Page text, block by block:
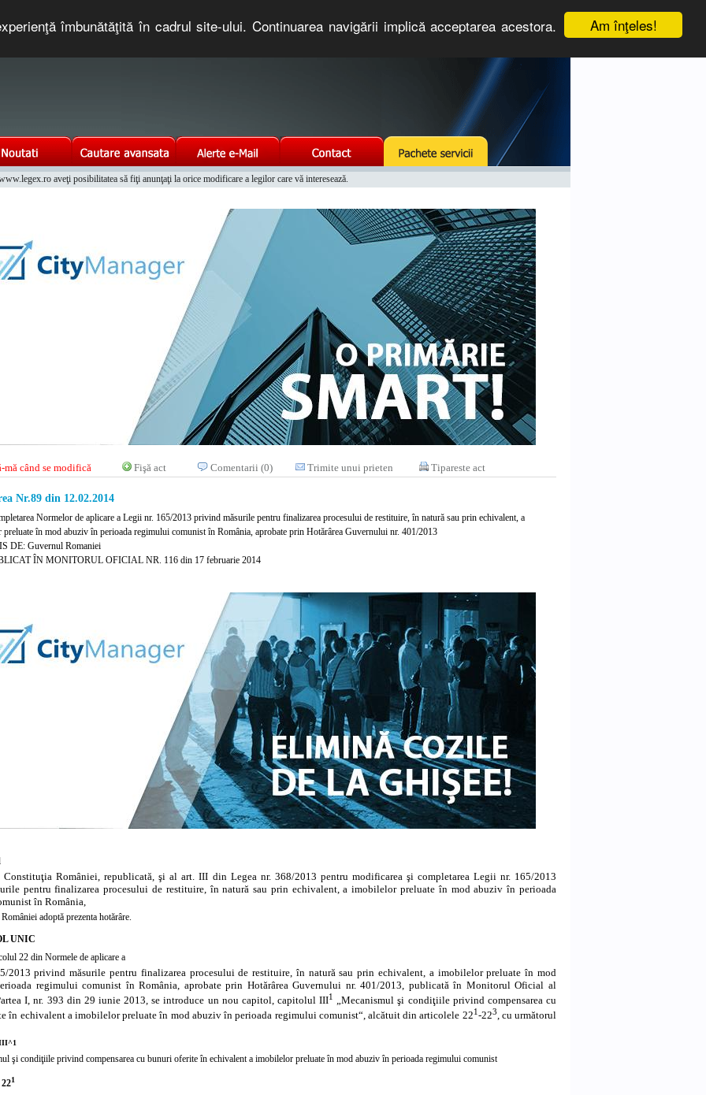
Am înţeles!
îmbunătăţită în cadrul site-ului. Continuarea navigării implică acceptarea acestora.
aveţi posibilitatea să fiţi anunţaţi la orice modificare a legilor care vă interesează.
mă când se modifică Fişă act Comentarii (0) Trimite unui prieten Tipareste act
Nr.89 din 12.02.2014
Normelor de aplicare a Legii nr. 165/2013 privind măsurile pentru finalizarea procesului de restituire, în natură sau prin echivalent, a
în mod abuziv în perioada regimului comunist în România, aprobate prin Hotărârea Guvernului nr. 401/2013
DE: Guvernul Romaniei
ÎN MONITORUL OFICIAL NR. 116 din 17 februarie 2014
Constituţia României, republicată, şi alart. III din Legea nr. 368/2013 pentru modificarea şi completarea Legii nr. 165/2013
pentru finalizarea procesului de restituire, în natură sau prin echivalent, a imobilelor preluate în mod abuziv în perioada
în România,
adoptă prezenta hotărâre.
UNIC
22 din Normele de aplicare a
2013 privind măsurile pentru finalizarea procesului de restituire, în natură sau prin echivalent, a imobilelor preluate în mod
regimului comunist în România, aprobate prin Hotărârea Guvernului nr. 401/2013, publicată în Monitorul Oficial al
I, nr. 393 din 29 iunie 2013, se introduce un nou capitol, capitolul III1 „Mecanismul şi condiţiile privind compensarea cu
în echivalent a imobilelor preluate în mod abuziv în perioada regimului comunist“, alcătuit din articolele 221-223, cu următorul
şi condiţiile privind compensarea cu bunuri oferite în echivalent a imobilelor preluate în mod abuziv în perioada regimului comunist
1